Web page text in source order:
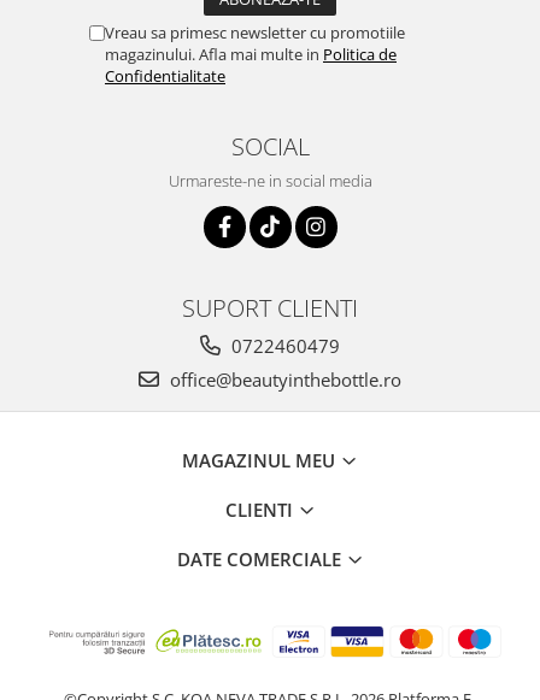
Vreau sa primesc newsletter cu promotiile
magazinului. Afla mai multe in Politica de
Confidentialitate
SOCIAL
Urmareste-ne in social media
SUPORT CLIENTI
0722460479
office@beautyinthebottle.ro
MAGAZINUL MEU
CLIENTI
DATE COMERCIALE